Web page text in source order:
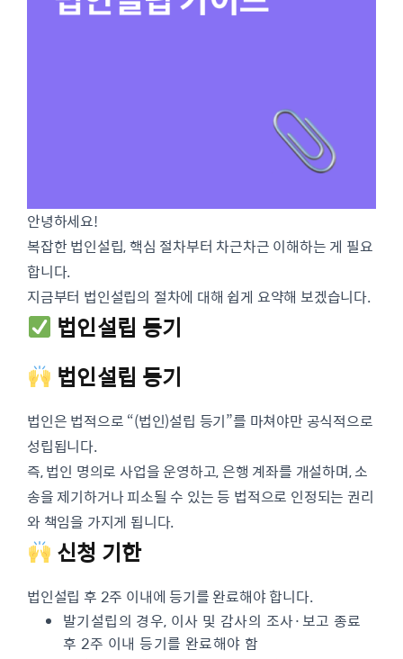
안녕하세요!
복잡한 법인설립, 핵심 절차부터 차근차근 이해하는 게 필요
합니다.
지금부터 법인설립의 절차에 대해 쉽게 요약해 보겠습니다.
법인설립 등기
법인설립 등기
법인은 법적으로 “(법인)설립 등기”를 마쳐야만 공식적으로
성립됩니다.
즉, 법인 명의로 사업을 운영하고, 은행 계좌를 개설하며, 소
송을 제기하거나 피소될 수 있는 등 법적으로 인정되는 권리
와 책임을 가지게 됩니다.
신청 기한
법인설립 후 2주 이내에 등기를 완료해야 합니다.
발기설립의 경우, 이사 및 감사의 조사·보고 종료
후 2주 이내 등기를 완료해야 함